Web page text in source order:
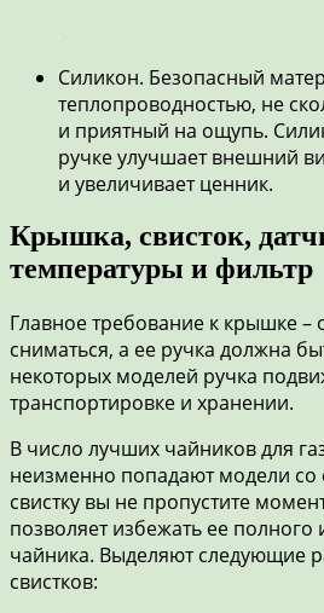
Силикон. Безопасный
теплопроводностью, не
и приятный на ощупь.
ручке улучшает внешний
и увеличивает ценник.
Крышка, свисток,
температуры и фильтр
Главное требование к крышке –
сниматься, а ее ручка должна
некоторых моделей ручка
транспортировке и хранении.
В число лучших чайников для
неизменно попадают модели со
свистку вы не пропустите
позволяет избежать ее
чайника. Выделяют следующие
свистков: